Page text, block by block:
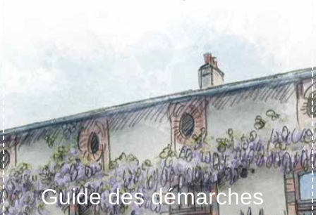
Guide des démarches